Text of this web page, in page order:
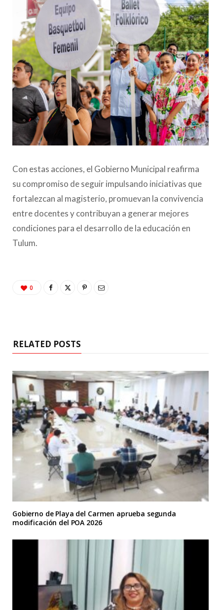
Con estas acciones, el Gobierno Municipal reafirma
su compromiso de seguir impulsando iniciativas que
fortalezcan al magisterio, promuevan la convivencia
entre docentes y contribuyan a generar mejores
condiciones para el desarrollo de la educación en
Tulum.
0
RELATED POSTS
Gobierno de Playa del Carmen aprueba segunda
modificación del POA 2026